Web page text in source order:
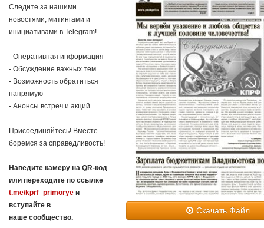
Следите за нашими
новостями, митингами и
инициативами в Telegram!
- Оперативная информация
- Обсуждение важных тем
- Возможность обратиться
напрямую
- Анонсы встреч и акций
Присоединяйтесь! Вместе
боремся за справедливость!
Наведите камеру на QR-код
или переходите по ссылке
t.me/kprf_primorye и
вступайте в
наше сообщество.
Скачать Файл